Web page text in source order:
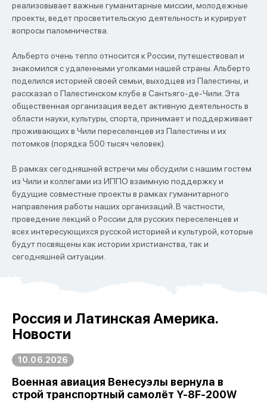
реализовывает важные гуманитарные миссии, молодежные
проекты, ведет просветительскую деятельность и курирует
вопросы паломничества.
Альберто очень тепло относится к России, путешествовал и
знакомился с удаленными уголками нашей страны. Альберто
поделился историей своей семьи, выходцев из Палестины, и
рассказал о Палестинском клубе в Сантьяго-де-Чили. Эта
общественная организация ведет активную деятельность в
области науки, культуры, спорта, принимает и поддерживает
проживающих в Чили переселенцев из Палестины и их
потомков (порядка 500 тысяч человек).
В рамках сегодняшней встречи мы обсудили с нашим гостем
из Чили и коллегами из ИППО взаимную поддержку и
будущие совместные проекты в рамках гуманитарного
направления работы наших организаций. В частности,
проведение лекций о России для русских переселенцев и
всех интересующихся русской историей и культурой, которые
будут посвящены как истории христианства, так и
сегодняшней ситуации.
Россия и Латинская Америка.
Новости
10.06.2026
Военная авиация Венесуэлы вернула в
строй транспортный самолёт Y-8F-200W